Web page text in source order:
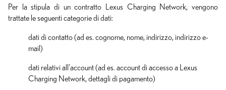
Per la stipula di un contratto Lexus Charging Network, vengono
trattate le seguenti categorie di dati:
dati di contatto (ad es. cognome, nome, indirizzo, indirizzo e-
mail)
dati relativi all'account (ad es. account di accesso a Lexus
Charging Network, dettagli di pagamento)